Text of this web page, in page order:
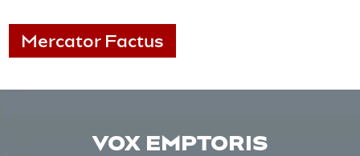
Mercator Factus
VOX EMPTORIS